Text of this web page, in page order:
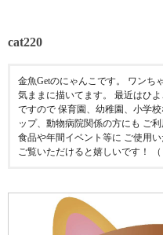
cat220
金魚Getのにゃんこです。 ワンち
気ままに描いてます。 最近はひ
ですので 保育園、幼稚園、小学
ップ、動物病院関係の方にも ご
食品や年間イベント等に ご使用
ご覧いただけると嬉しいです！